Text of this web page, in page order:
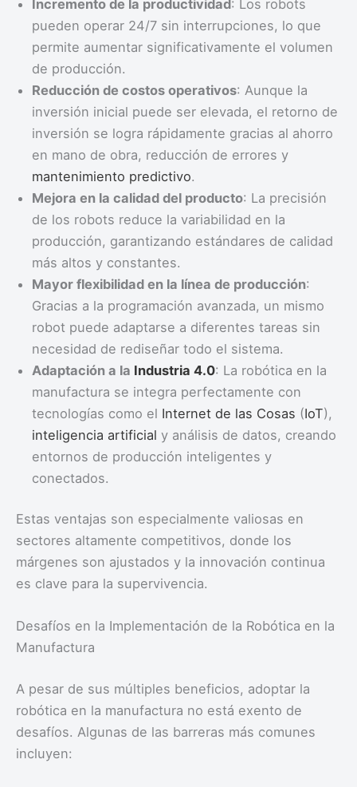
Incremento de la productividad : Los robots
pueden operar 24/7 sin interrupciones, lo que
permite aumentar significativamente el volumen
de producción.
Reducción de costos operativos: Aunque la
inversión inicial puede ser elevada, el retorno de
inversión se logra rápidamente gracias al ahorro
en mano de obra, reducción de errores y
mantenimiento predictivo.
Mejora en la calidad del producto: La precisión
de los robots reduce la variabilidad en la
producción, garantizando estándares de calidad
más altos y constantes.
Mayor flexibilidad en la línea de producción:
Gracias a la programación avanzada, un mismo
robot puede adaptarse a diferentes tareas sin
necesidad de rediseñar todo el sistema.
Adaptación a la Industria 4.0: La robótica en la
manufactura se integra perfectamente con
tecnologías como el Internet de las Cosas (IoT),
inteligencia artificial y análisis de datos, creando
entornos de producción inteligentes y
conectados.
Estas ventajas son especialmente valiosas en
sectores altamente competitivos, donde los
márgenes son ajustados y la innovación continua
es clave para la supervivencia.
Desafíos en la Implementación de la Robótica en la
Manufactura
A pesar de sus múltiples beneficios, adoptar la
robótica en la manufactura no está exento de
desafíos. Algunas de las barreras más comunes
incluyen: